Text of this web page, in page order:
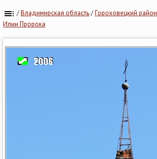
/Владимирская область/Гороховецкий район
Илии Пророка